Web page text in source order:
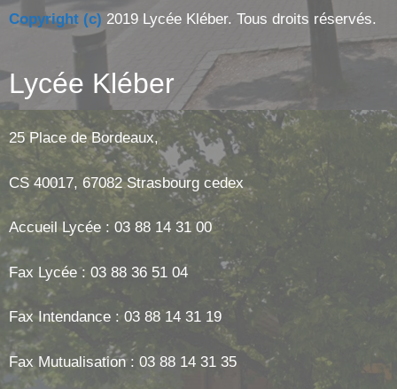
Copyright (c) 2019 Lycée Kléber. Tous droits réservés.
Lycée Kléber
25 Place de Bordeaux,
CS 40017, 67082 Strasbourg cedex
Accueil Lycée : 03 88 14 31 00
Fax Lycée : 03 88 36 51 04
Fax Intendance : 03 88 14 31 19
Fax Mutualisation : 03 88 14 31 35